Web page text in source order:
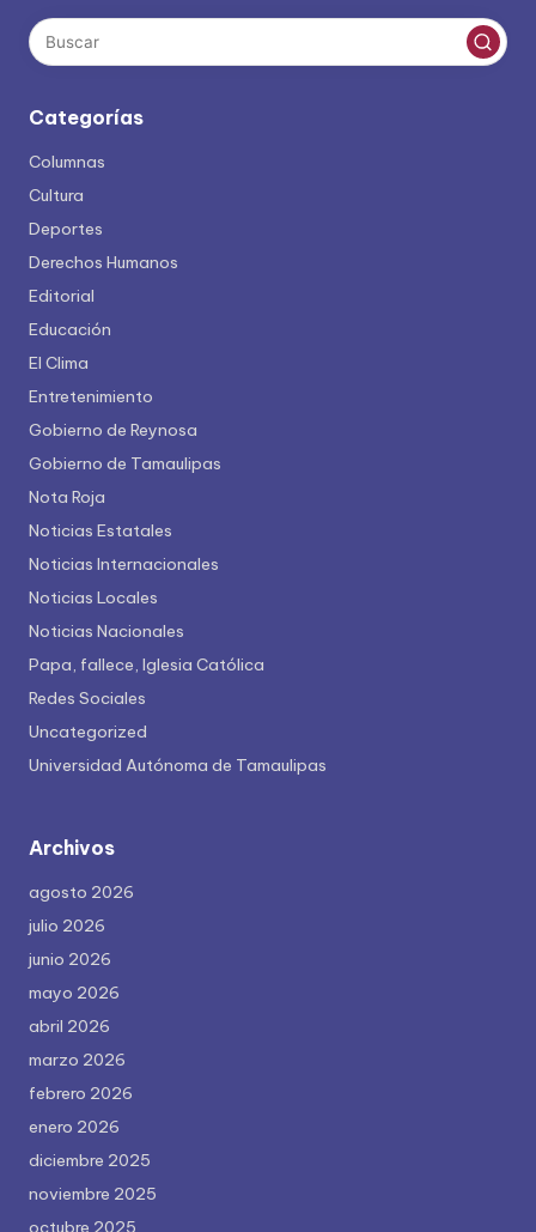
Categorías
Columnas
Cultura
Deportes
Derechos Humanos
Editorial
Educación
El Clima
Entretenimiento
Gobierno de Reynosa
Gobierno de Tamaulipas
Nota Roja
Noticias Estatales
Noticias Internacionales
Noticias Locales
Noticias Nacionales
Papa, fallece, Iglesia Católica
Redes Sociales
Uncategorized
Universidad Autónoma de Tamaulipas
Archivos
agosto 2026
julio 2026
junio 2026
mayo 2026
abril 2026
marzo 2026
febrero 2026
enero 2026
diciembre 2025
noviembre 2025